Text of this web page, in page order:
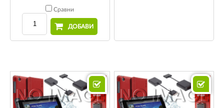
Сравни
ДОБАВИ